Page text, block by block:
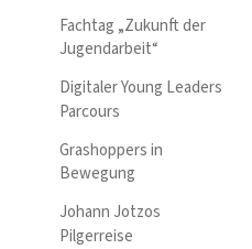
Fachtag „Zukunft der
Jugendarbeit“
Digitaler Young Leaders
Parcours
Grashoppers in
Bewegung
Johann Jotzos
Pilgerreise